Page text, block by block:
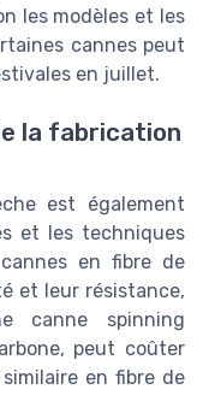
les modèles et les
cannes peut
en juillet.
la fabrication
est également
et les techniques
en fibre de
et leur résistance,
canne spinning
peut coûter
en fibre de